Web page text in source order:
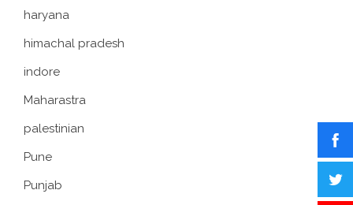
haryana
himachal pradesh
indore
Maharastra
palestinian
Pune
Punjab